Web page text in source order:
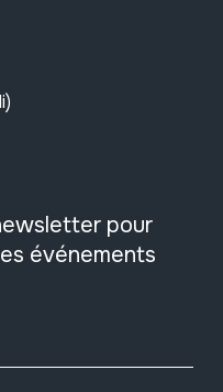
pour
événements